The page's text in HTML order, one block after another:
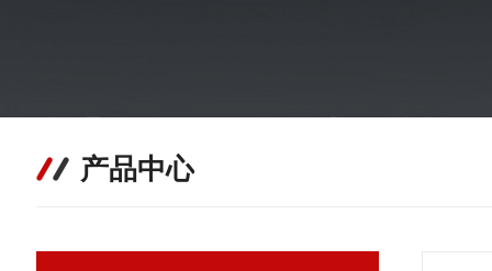
产品中心